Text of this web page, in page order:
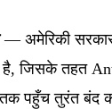
— अमेरिकी सरकार
है, जिसके तहत
पहुँच तुरंत बंद